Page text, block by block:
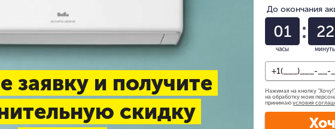
заявку и получите
скидку
До окончания
01
часы
22
Нажимая на кнопку "Хочу!
на обработку моих
принимаю условия